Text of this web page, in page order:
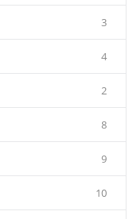
3
4
2
8
9
10